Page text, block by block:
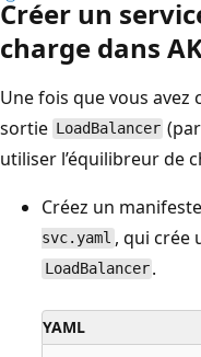
Créer un
charge dans
Une fois que vous avez
sortie LoadBalancer
utiliser l’équilibreur de
Créez un
svc.yaml , qui crée
LoadBalancer .
YAML